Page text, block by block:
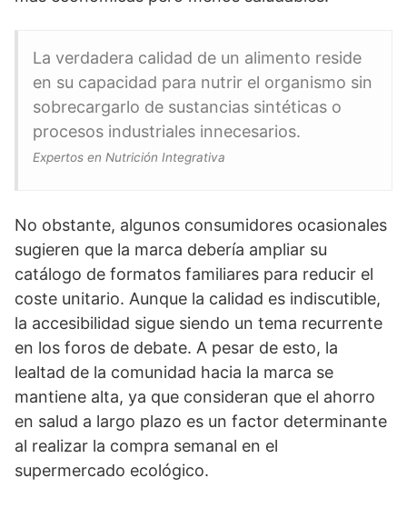
La verdadera calidad de un alimento reside
en su capacidad para nutrir el organismo sin
sobrecargarlo de sustancias sintéticas o
procesos industriales innecesarios.
Expertos en Nutrición Integrativa
No obstante, algunos consumidores ocasionales
sugieren que la marca debería ampliar su
catálogo de formatos familiares para reducir el
coste unitario. Aunque la calidad es indiscutible,
la accesibilidad sigue siendo un tema recurrente
en los foros de debate. A pesar de esto, la
lealtad de la comunidad hacia la marca se
mantiene alta, ya que consideran que el ahorro
en salud a largo plazo es un factor determinante
al realizar la compra semanal en el
supermercado ecológico.